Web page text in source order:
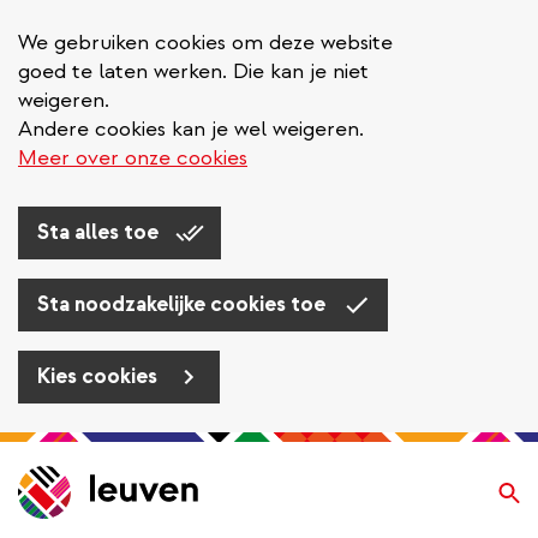
We gebruiken cookies om deze website
goed te laten werken. Die kan je niet
weigeren.
Andere cookies kan je wel weigeren.
Meer over onze cookies
Sta alles toe
Sta noodzakelijke cookies toe
Kies cookies
Overslaan
en
naar